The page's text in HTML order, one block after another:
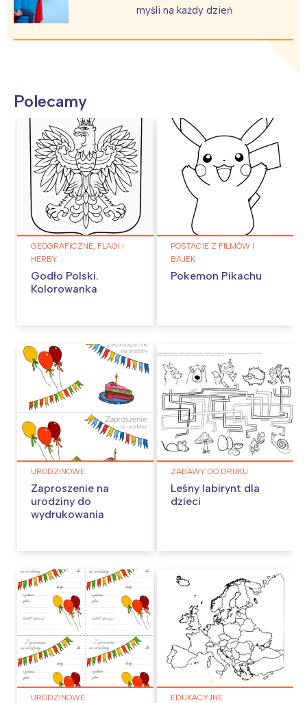
myśli na każdy dzień
Polecamy
GEOGRAFICZNE, FLAGI I
HERBY
Godło Polski.
Kolorowanka
POSTACIE Z FILMÓW I
BAJEK
Pokemon Pikachu
URODZINOWE
Zaproszenie na
urodziny do
wydrukowania
ZABAWY DO DRUKU
Leśny labirynt dla
dzieci
URODZINOWE EDUKACYJNE